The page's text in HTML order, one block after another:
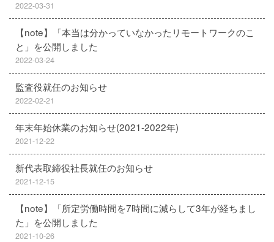
2022-03-31
【note】「本当は分かっていなかったリモートワークのこ
と」を公開しました
2022-03-24
監査役就任のお知らせ
2022-02-21
年末年始休業のお知らせ(2021-2022年)
2021-12-22
新代表取締役社長就任のお知らせ
2021-12-15
【note】「所定労働時間を7時間に減らして3年が経ちまし
た」を公開しました
2021-10-26